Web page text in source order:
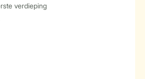
verdieping